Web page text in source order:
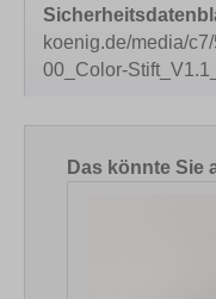
koenig.de/media/
00_Color-
Produktgalerie
Das könnte Sie